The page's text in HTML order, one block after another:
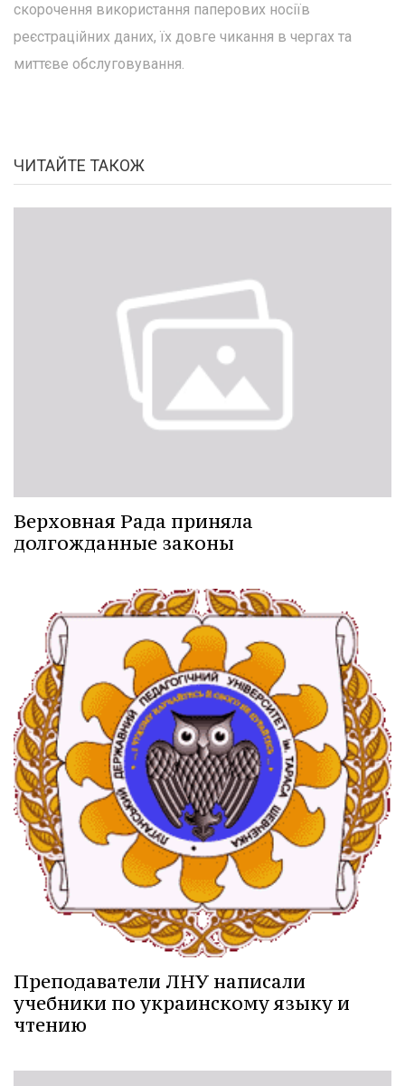
скорочення використання паперових носіїв
реєстраційних даних, їх довге чикання в чергах та
миттєве обслуговування.
ЧИТАЙТЕ ТАКОЖ
Верховная Рада приняла
долгожданные законы
Преподаватели ЛНУ написали
учебники по украинскому языку и
чтению